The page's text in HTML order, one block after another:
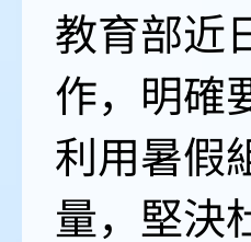
教育部近
作，明確
利用暑假
量，堅決